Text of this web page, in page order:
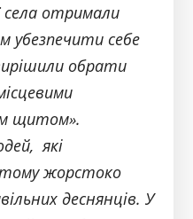
села отримали
убезпечити себе
обрати
щитом».
які
тому жорстоко
деснянців. У